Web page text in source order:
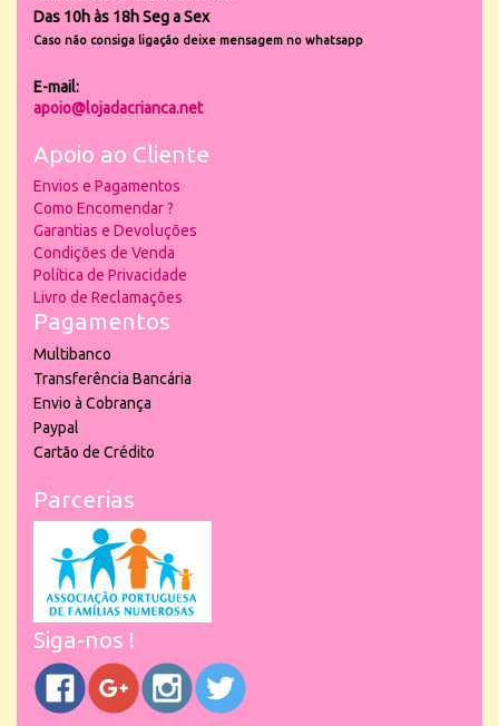
Das 10h às 18h Seg a Sex
Caso não consiga ligação deixe mensagem no whatsapp
E-mail:
apoio@lojadacrianca.net
Apoio ao Cliente
Envios e Pagamentos
Como Encomendar ?
Garantias e Devoluções
Condições de Venda
Política de Privacidade
Livro de Reclamações
Pagamentos
Multibanco
Transferência Bancária
Envio à Cobrança
Paypal
Cartão de Crédito
Parcerias
Siga-nos !